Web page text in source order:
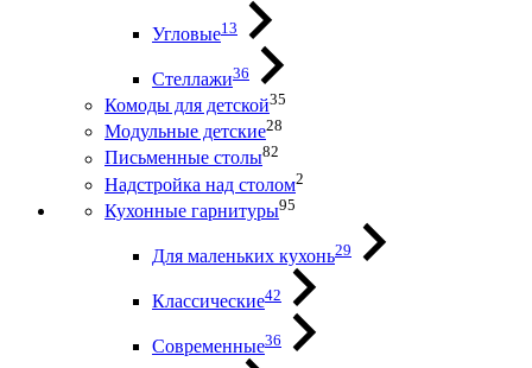
Угловые13
Стеллажи36
Комоды для детской35
Модульные детские28
Письменные столы82
Надстройка над столом2
Кухонные гарнитуры95
Для маленьких кухонь29
Классические42
Современные36